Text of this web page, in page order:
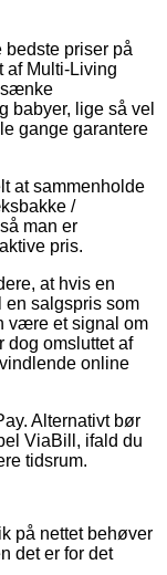
bedste priser på
af Multi-Living
sænke
babyer, lige så vel
gange garantere
at sammenholde
/
man er
pris.
at hvis en
en salgspris som
være et signal om
dog omsluttet af
online
Alternativt bør
ViaBill, ifald du
tidsrum.
på nettet behøver
det er for det